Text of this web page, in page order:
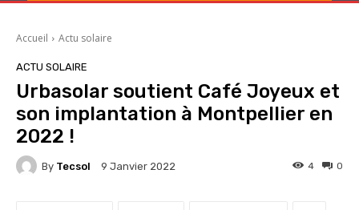
Accueil Actu solaire
ACTU SOLAIRE
Urbasolar soutient Café Joyeux et
son implantation à Montpellier en
2022 !
By Tecsol 9 Janvier 2022 0
4